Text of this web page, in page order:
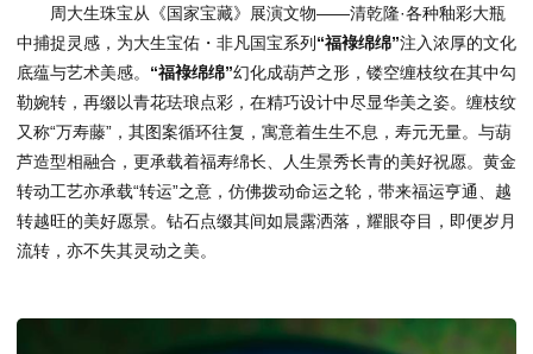
周大生珠宝从《国家宝藏》展演文物——清乾隆·各种釉彩大瓶
中捕捉灵感，为大生宝佑・非凡国宝系列 “福䘵绵绵”注入浓厚的文化
底蕴与艺术美感。 “福䘵绵绵”幻化成葫芦之形，镂空缠枝纹在其中勾
勒婉转，再缀以青花珐琅点彩，在精巧设计中尽显华美之姿。缠枝纹
又称“万寿藤”，其图案循环往复，寓意着生生不息，寿元无量。与葫
芦造型相融合，更承载着福寿绵长、人生景秀长青的美好祝愿。黄金
转动工艺亦承载“转运”之意，仿佛拨动命运之轮，带来福运亨通、越
转越旺的美好愿景。钻石点缀其间如晨露洒落，耀眼夺目，即便岁月
流转，亦不失其灵动之美。